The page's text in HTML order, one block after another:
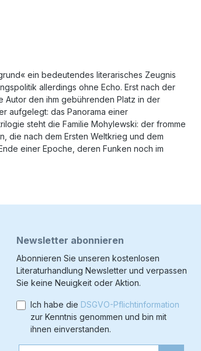
ein bedeutendes literarisches Zeugnis
allerdings ohne Echo. Erst nach der
Autor den ihm gebührenden Platz in der
aufgelegt: das Panorama einer
steht die Familie Mohylewski: der fromme
die nach dem Ersten Weltkrieg und dem
einer Epoche, deren Funken noch im
Newsletter abonnieren
Abonnieren Sie unseren kostenlosen
Literaturhandlung Newsletter und verpassen
Sie keine Neuigkeit oder Aktion.
Ich habe die DSGVO-Pflichtinformation
zur Kenntnis genommen und bin mit
ihnen einverstanden.